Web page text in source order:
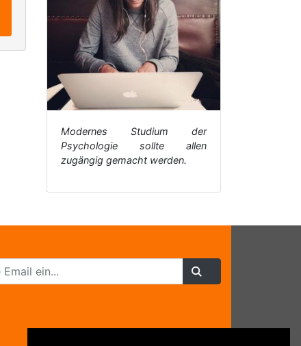
Modernes Studium der
Psychologie sollte allen
zugängig gemacht werden.